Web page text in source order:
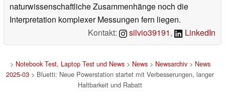
naturwissenschaftliche Zusammenhänge noch die
Interpretation komplexer Messungen fern liegen.
Kontakt:
silvio39191, LinkedIn
> Notebook Test, Laptop Test und News> News> Newsarchiv> News
2025-03 > Bluetti: Neue Powerstation startet mit Verbesserungen, langer
Haltbarkeit und Rabatt